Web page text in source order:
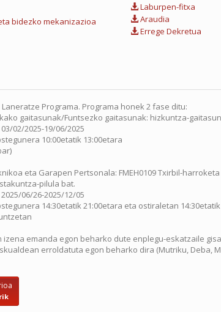
bidezko mekanizazioa
Laburpen-fitxa
Araudia
Errege Dekretua
Programa. Programa honek 2 fase ditu:
gaitasunak/Funtsezko gaitasunak: hizkuntza-
02/2025-19/06/2025
10:00etatik 13:00etara
eta Garapen Pertsonala: FMEH0109 Txirbil-
pilula bat.
06/26-2025/12/05
14:30etatik 21:00etara eta ostiraletan
izena emanda egon beharko dute enplegu-eskatzaile
erroldatuta egon beharko dira (Mutriku, Deba,